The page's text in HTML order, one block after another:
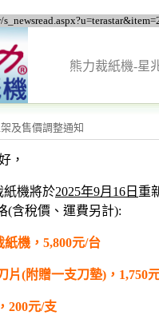
熊力裁紙機-星
架及售價調整通知
，
紙機將於2025年9月 16 日 重
(含稅價、運費另計):
紙機，5,800元/台
片(附贈一支刀墊)，1,750
200元/支